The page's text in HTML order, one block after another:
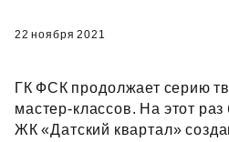
22 ноября 2021
ГК ФСК продолжает серию
мастер‑классов. На этот
ЖК «Датский квартал»